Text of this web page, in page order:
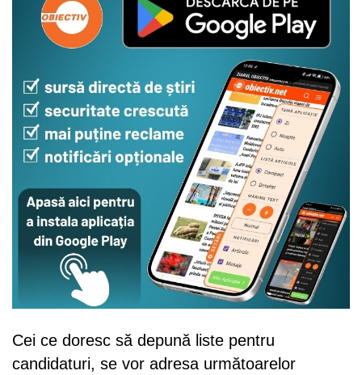
Cei ce doresc să depună liste pentru
candidaturi, se vor adresa următoarelor